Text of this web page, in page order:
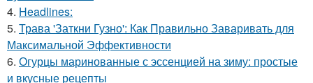
4. Headlines:
5. Трава 'Заткни Гузно': Как Правильно Заваривать для
Максимальной Эффективности
6. Огурцы маринованные с эссенцией на зиму: простые
и вкусные рецепты